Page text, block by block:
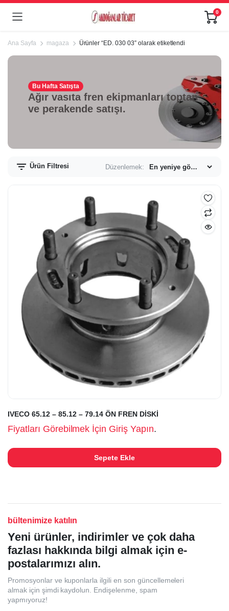
0
Ana Sayfa magaza Ürünler “ED. 030 03” olarak etiketlendi
Bu Hafta Satışta
Ağır vasıta fren ekipmanları toptan
ve perakende satışı.
Ürün Filtresi Düzenlemek:
IVECO 65.12 – 85.12 – 79.14 ÖN FREN DİSKİ
Fiyatları Görebilmek İçin Giriş Yapın.
Sepete Ekle
bültenimize katılın
Yeni ürünler, indirimler ve çok daha
fazlası hakkında bilgi almak için e-
postalarımızı alın.
Promosyonlar ve kuponlarla ilgili en son güncellemeleri
almak için şimdi kaydolun. Endişelenme, spam
yapmıyoruz!